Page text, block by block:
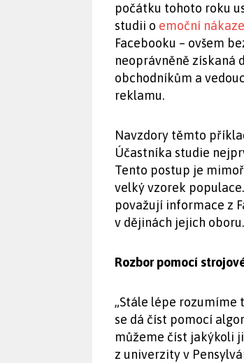
počátku tohoto roku
studii o emoční nákaze
Facebooku – ovšem
neoprávněně získaná
obchodníkům a
reklamu.
Navzdory těmto
Účastníka studie
Tento postup je
velký vzorek
považují informace z
v dějinách jejich oboru.
Rozbor pomocí
„Stále lépe rozumíme
se dá číst pomocí
můžeme číst jakýkoli
z univerzity v